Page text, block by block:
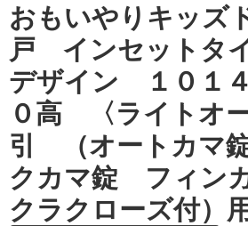
おもいやりキッ
戸 インセット
デザイン １０１
０高 〈ライトオ
引 （オートカマ
クカマ錠 フィン
クラクローズ付）